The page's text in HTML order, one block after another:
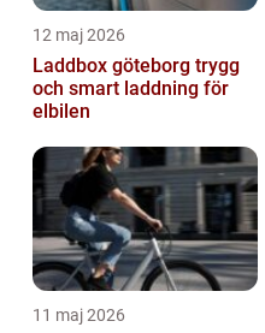
12 maj 2026
Laddbox göteborg trygg
och smart laddning för
elbilen
11 maj 2026